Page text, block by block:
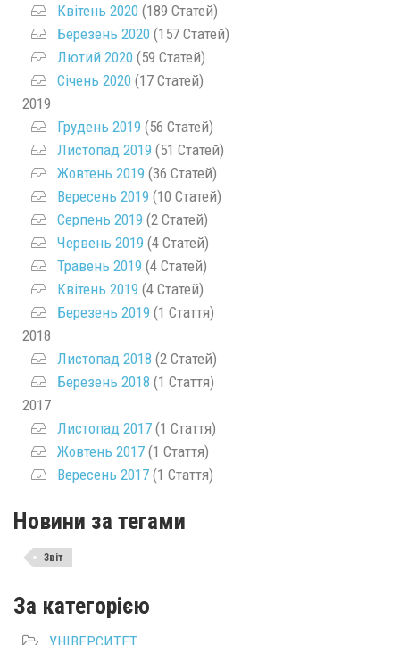
Квітень 2020 (189 Статей)
Березень 2020 (157 Статей)
Лютий 2020 (59 Статей)
Січень 2020 (17 Статей)
2019
Грудень 2019 (56 Статей)
Листопад 2019 (51 Статей)
Жовтень 2019 (36 Статей)
Вересень 2019 (10 Статей)
Серпень 2019 (2 Статей)
Червень 2019 (4 Статей)
Травень 2019 (4 Статей)
Квітень 2019 (4 Статей)
Березень 2019 (1 Стаття)
2018
Листопад 2018 (2 Статей)
Березень 2018 (1 Стаття)
2017
Листопад 2017 (1 Стаття)
Жовтень 2017 (1 Стаття)
Вересень 2017 (1 Стаття)
Новини за тегами
Звіт
За категорією
УНІВЕРСИТЕТ